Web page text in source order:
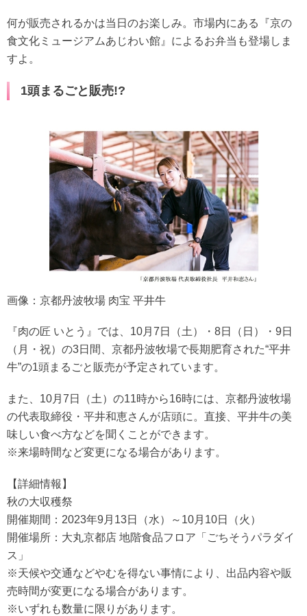
何が販売されるかは当日のお楽しみ。市場内にある『京の
食文化ミュージアムあじわい館』によるお弁当も登場しま
すよ。
1頭まるごと販売!?
画像：京都丹波牧場 肉宝 平井牛
『肉の匠 いとう』では、10月7日（土）・8日（日）・9日
（月・祝）の3日間、京都丹波牧場で長期肥育された“平井
牛”の1頭まるごと販売が予定されています。
また、10月7日（土）の11時から16時には、京都丹波牧場
の代表取締役・平井和恵さんが店頭に。直接、平井牛の美
味しい食べ方などを聞くことができます。
※来場時間など変更になる場合があります。
【詳細情報】
秋の大収穫祭
開催期間：2023年9月13日（水）～10月10日（火）
開催場所：大丸京都店 地階食品フロア「ごちそうパラダイ
ス」
※天候や交通などやむを得ない事情により、出品内容や販
売時間が変更になる場合があります。
※いずれも数量に限りがあります。